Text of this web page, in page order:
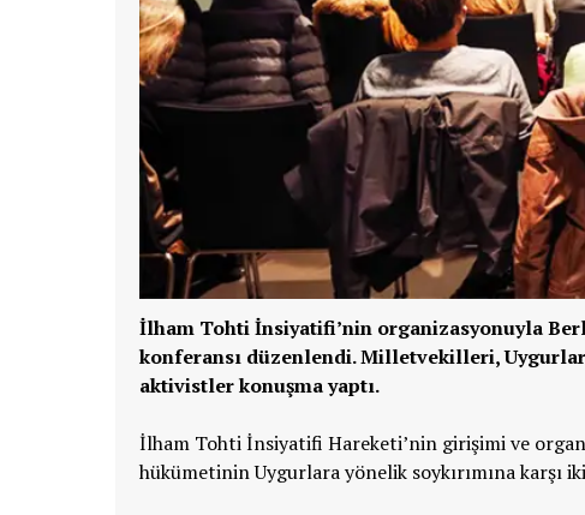
İlham Tohti İnsiyatifi’nin organizasyonuyla
konferansı düzenlendi. Milletvekilleri,
aktivistler konuşma yaptı.
İlham Tohti İnsiyatifi Hareketi’nin girişimi ve
hükümetinin Uygurlara yönelik soykırımına karşı